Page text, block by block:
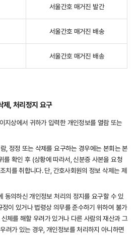
서울간호 매거진 발간
서울간호 매거진 배송
서울간호 매거진 배송
제, 처리정지 요구
지상에서 귀하가 입력한 개인정보를 열람 또는
, 정정 또는 삭제를 요구하는 경우에는 본회는 본
를 확인 후 (상황에 따라서, 신분증 사본을 요청
치를 취합니다. 단, 간호사회원의 정보 삭제는 제
동의하신 개인정보 처리의 정지를 요구할 수 있
이 있거나 법령상 의무를 준수하기 위하여 불가
체를 해할 우려가 있거나 다른 사람의 재산과 그
려가 있는 경우, 개인정보를 처리하지 아니하면